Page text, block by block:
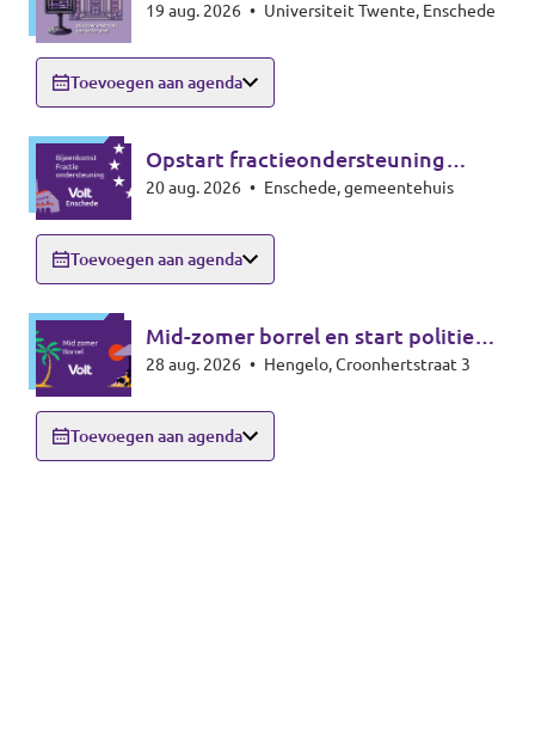
19 aug. 2026 • Universiteit Twente, Enschede
Toevoegen aan agenda
Opstart fractieondersteuning
Enschede
20 aug. 2026 • Enschede, gemeentehuis
Toevoegen aan agenda
Mid-zomer borrel en start politieke
seizoen
28 aug. 2026 • Hengelo, Croonhertstraat 3
Toevoegen aan agenda